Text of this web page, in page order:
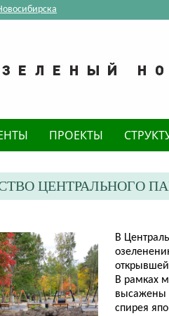
ПРОЕКТЫ
ЦЕНТРАЛЬНОГО
В
В рамках
высажены
спирея